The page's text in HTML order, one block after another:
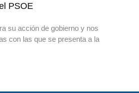
PSOE
su acción de gobierno y nos
con las que se presenta a la